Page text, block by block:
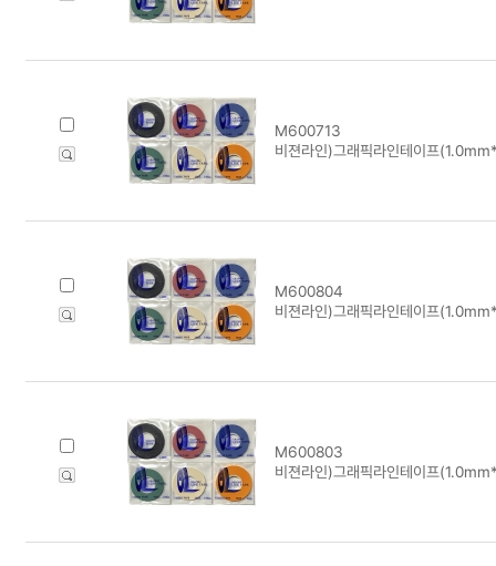
M600713
비젼라인)그래픽라인테이프
M600804
비젼라인)그래픽라인테이프
M600803
비젼라인)그래픽라인테이프